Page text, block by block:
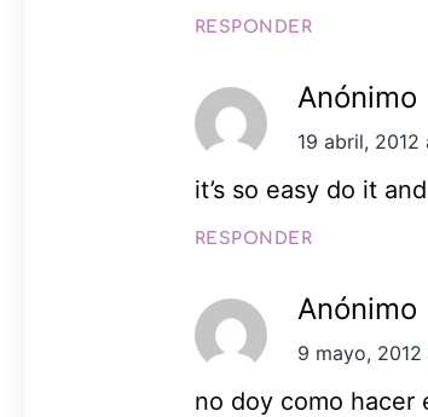
RESPONDER
Anónimo
19 abril, 2012
it’s so easy do it
RESPONDER
Anónimo
9 mayo,
no doy como hacer